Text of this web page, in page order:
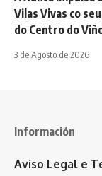
Vilas Vivas co
do Centro do
3 de Agosto de 2026
Información
Aviso Legal e